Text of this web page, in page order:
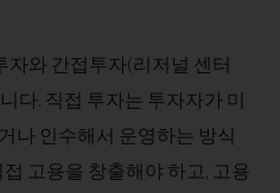
와 간접투자(리저널 센터
다. 직접 투자는 투자자가 미
나 인수해서 운영하는 방식
고용을 창출해야 하고, 고용